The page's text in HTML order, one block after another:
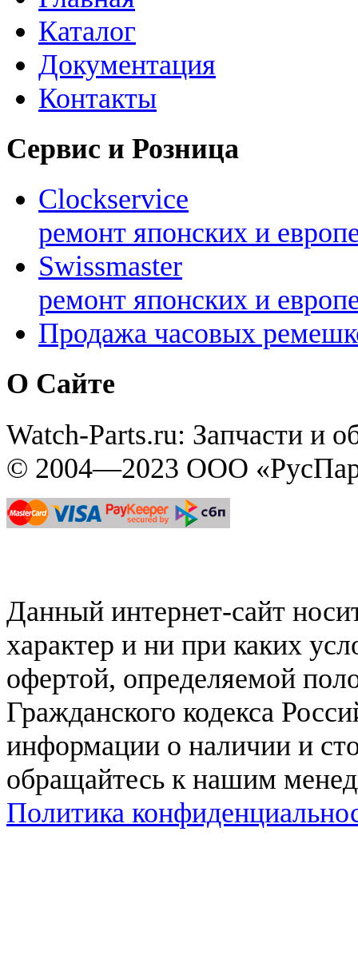
Каталог
Документация
Контакты
Сервис и Розница
Clockservice
ремонт японских и
Swissmaster
ремонт японских и
Продажа часовых
О Сайте
Watch-Parts.ru: Запчасти и
© 2004—2023 ООО
Данный интернет-сайт
характер и ни при каких
офертой, определяемой
Гражданского кодекса
информации о наличии и
обращайтесь к нашим
Политика